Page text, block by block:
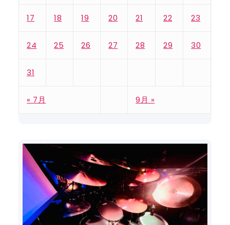
17 18 19 20 21 22 23
24 25 26 27 28 29 30
31
« 7月 9月 »